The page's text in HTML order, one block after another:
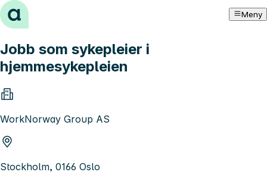
Hopp til innhold Meny
Jobb som sykepleier i
hjemmesykepleien
WorkNorway Group AS
Stockholm, 0166 Oslo